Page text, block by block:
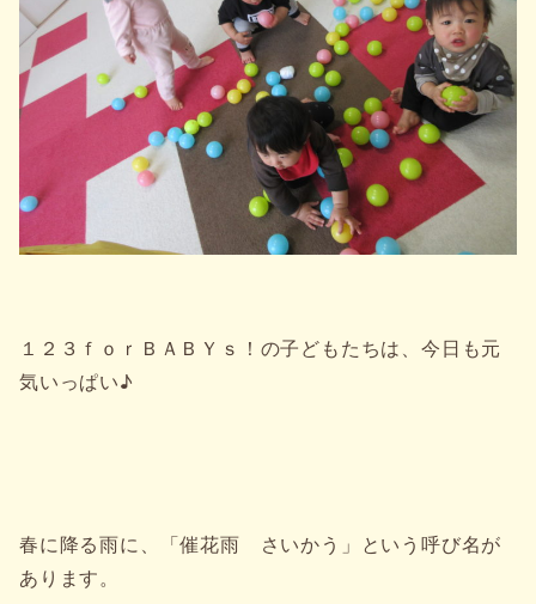
１２３ｆｏｒＢＡＢＹｓ！の子どもたちは、今日も元
気いっぱい♪
春に降る雨に、「催花雨 さいかう」という呼び名が
あります。